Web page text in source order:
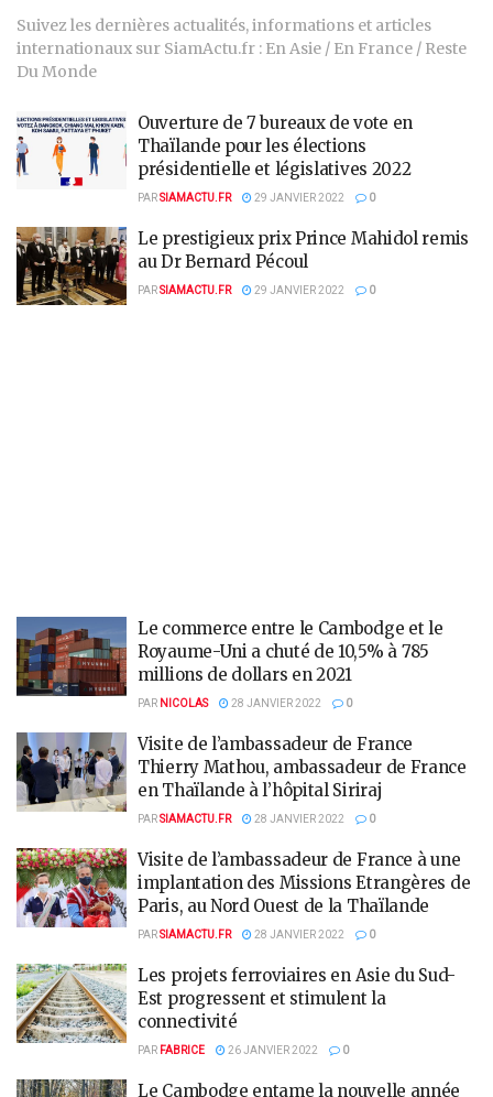
Suivez les dernières actualités, informations et articles
internationaux sur SiamActu.fr : En Asie / En France / Reste
Du Monde
Ouverture de 7 bureaux de vote en
Thaïlande pour les élections
présidentielle et législatives 2022
PARSIAMACTU.FR 29 JANVIER 2022 0
Le prestigieux prix Prince Mahidol remis
au Dr Bernard Pécoul
PARSIAMACTU.FR 29 JANVIER 2022 0
Le commerce entre le Cambodge et le
Royaume-Uni a chuté de 10,5% à 785
millions de dollars en 2021
PAR NICOLAS 28 JANVIER 2022 0
Visite de l’ambassadeur de France
Thierry Mathou, ambassadeur de France
en Thaïlande à l’hôpital Siriraj
PARSIAMACTU.FR 28 JANVIER 2022 0
Visite de l’ambassadeur de France à une
implantation des Missions Etrangères de
Paris, au Nord Ouest de la Thaïlande
PARSIAMACTU.FR 28 JANVIER 2022 0
Les projets ferroviaires en Asie du Sud-
Est progressent et stimulent la
connectivité
PAR FABRICE 26 JANVIER 2022 0
Le Cambodge entame la nouvelle année